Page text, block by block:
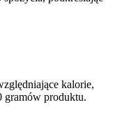
kalorie,
gramów produktu.